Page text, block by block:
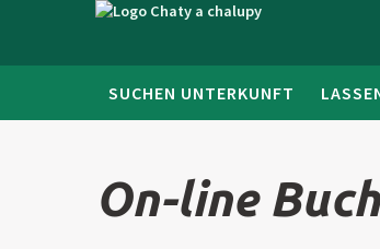
SUCHEN UNTERKUNFT
On-line